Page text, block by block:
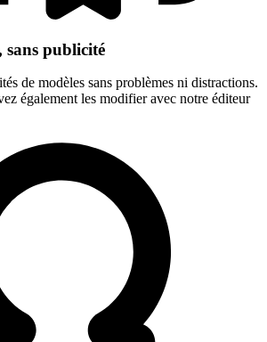
sans publicité
de modèles sans problèmes ni distractions.
également les modifier avec notre éditeur